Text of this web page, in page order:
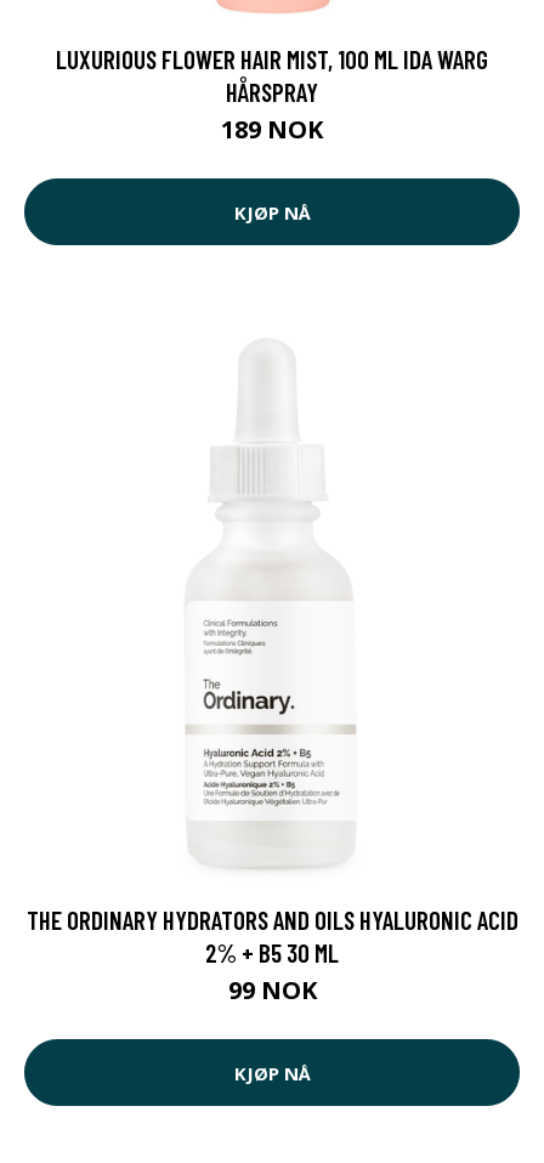
LUXURIOUS FLOWER HAIR MIST, 100 ML IDA WARG
HÅRSPRAY
189 NOK
KJØP NÅ
THE ORDINARY HYDRATORS AND OILS HYALURONIC ACID
2% + B5 30 ML
99 NOK
KJØP NÅ